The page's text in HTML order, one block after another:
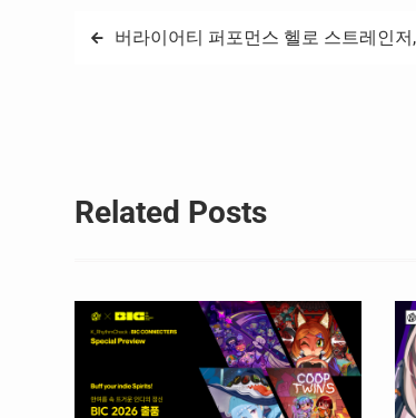
이템 확률을 공개하는지 여부를 모니터링
수 게임물 4종이 모니터링 대상에서 제외되
임명 개발사명 국적 누적 횟수 온라인 1 도
타2 Valve (밸브)…
글 버라이어티 퍼포먼스 헬로 스트레인
Related Posts